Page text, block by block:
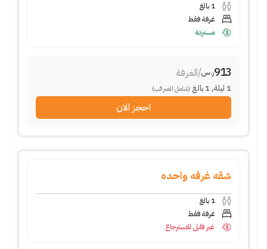
1 بالغ
غرفة فقط
مستردة
913ر.س/الغرفة
1 ليلة,
1 بالغ (شامل الضرائب)
احجز الان
شقه غرفه واحده
1 بالغ
غرفة فقط
غير قابل للاسترجاع